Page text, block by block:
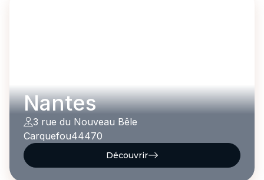
Nantes
3 rue du Nouveau Bêle
Carquefou44470
Découvrir